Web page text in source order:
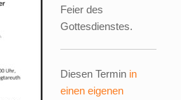
Feier des
Gottesdienstes.
Diesen Termin in
einen eigenen